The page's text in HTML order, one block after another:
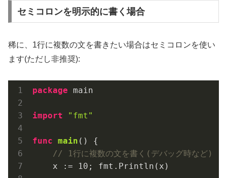
セミコロンを明示的に書く場合
稀に、1行に複数の文を書きたい場合はセミコロンを使い
ます(ただし非推奨):
package main
import "fmt"
func main ()
{
// 1行に複数の文を書く(デバッグ時など)
    x :=
10 ; fmt.Println(x)